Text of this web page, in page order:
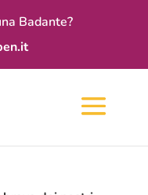
Badante?